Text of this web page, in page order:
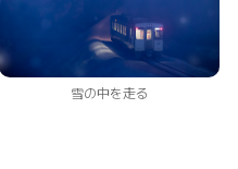
雪の中を走る